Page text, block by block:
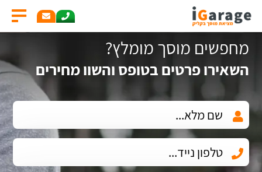
מחפשים מוסך מומלץ?
השאירו פרטים בטופס והשוו מחירים